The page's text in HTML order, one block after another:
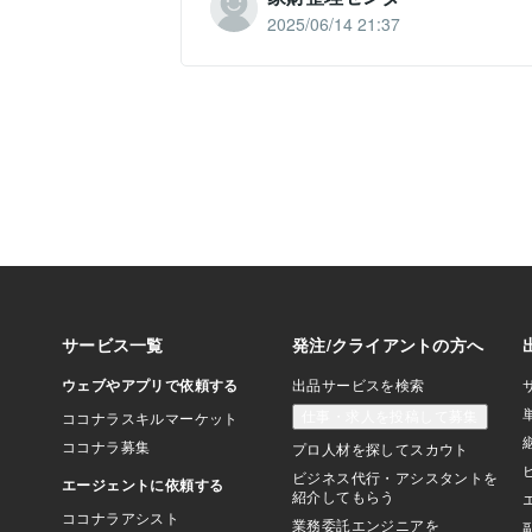
2025/06/14 21:37